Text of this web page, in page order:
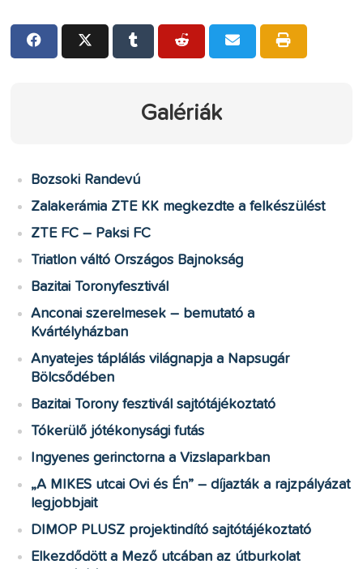
Galériák
Bozsoki Randevú
Zalakerámia ZTE KK megkezdte a felkészülést
ZTE FC – Paksi FC
Triatlon váltó Országos Bajnokság
Bazitai Toronyfesztivál
Anconai szerelmesek – bemutató a
Kvártélyházban
Anyatejes táplálás világnapja a Napsugár
Bölcsődében
Bazitai Torony fesztivál sajtótájékoztató
Tókerülő jótékonysági futás
Ingyenes gerinctorna a Vizslaparkban
„A MIKES utcai Ovi és Én” – díjazták a rajzpályázat
legjobbjait
DIMOP PLUSZ projektindító sajtótájékoztató
Elkezdődött a Mező utcában az útburkolat